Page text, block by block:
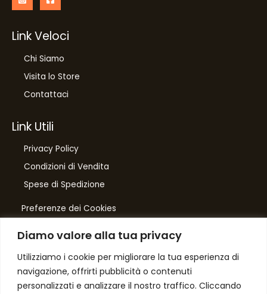
Diamo valore alla tua privacy
Utilizziamo i cookie per migliorare la tua esperienza di
navigazione, offrirti pubblicità o contenuti
personalizzati e analizzare il nostro traffico. Cliccando
Link Veloci
Chi Siamo
Visita lo Store
Contattaci
Link Utili
Privacy Policy
Condizioni di Vendita
Spese di Spedizione
Preferenze dei Cookies
Number One
di Domenico Toccacieli
Via G. Mazzini 5/C
61033 FERMIGNANO PU